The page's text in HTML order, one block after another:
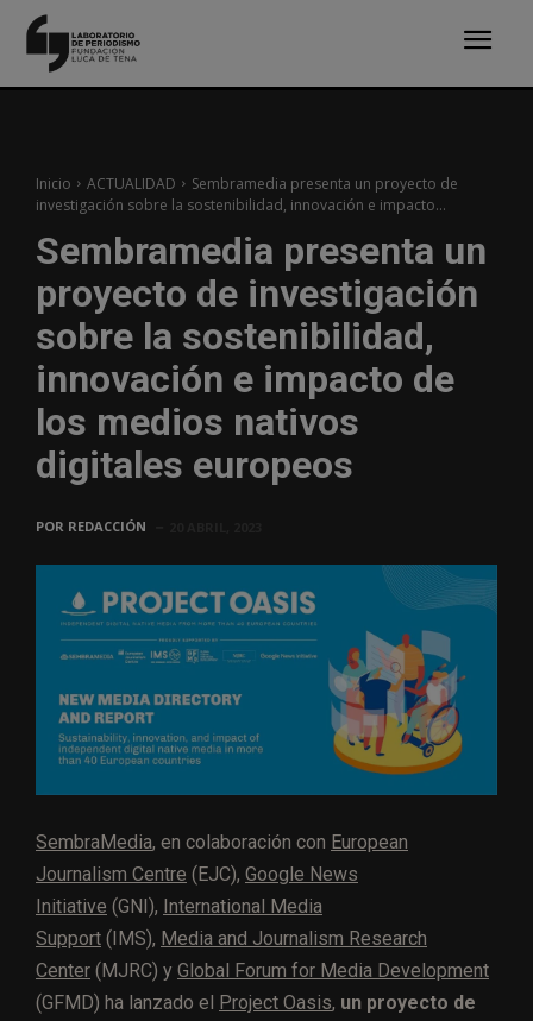
Inicio ACTUALIDAD
Sembramedia presenta un proyecto de
investigación sobre la sostenibilidad, innovación e impacto...
Sembramedia presenta un
proyecto de investigación
sobre la sostenibilidad,
innovación e impacto de
los medios nativos
digitales europeos
POR REDACCIÓN
SembraMedia, en colaboración con European
Journalism Centre (EJC), Google News
Initiative (GNI), International Media
Support (IMS), Media and Journalism Research
Center (MJRC) y Global Forum for Media Development
(GFMD) ha lanzado el Project Oasis, un proyecto de